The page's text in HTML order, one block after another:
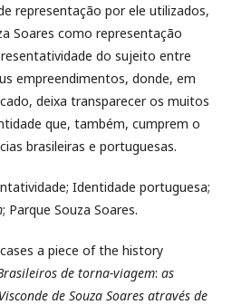
representação por ele utilizados,
Soares como representação
do sujeito entre
empreendimentos, donde, em
deixa transparecer os muitos
que, também, cumprem o
brasileiras e portuguesas.
Identidade portuguesa;
; Parque Souza Soares.
a piece of the history
de torna-viagem: as
de Souza Soares através de